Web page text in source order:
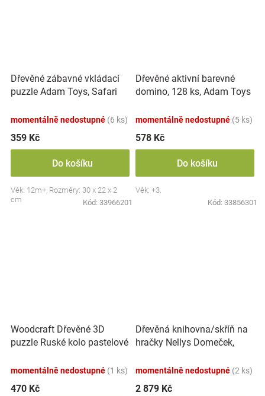
Dřevěné zábavné vkládací
puzzle Adam Toys, Safari
momentálně nedostupné (6 ks)
359 Kč
Do košíku
Věk: 12m+, Rozměry: 30 x 22 x 2
cm
Kód: 33966201
Dřevěné aktivní barevné
domino, 128 ks, Adam Toys
momentálně nedostupné (5 ks)
578 Kč
Do košíku
Věk: +3,
Kód: 33856301
Woodcraft Dřevěné 3D
puzzle Ruské kolo pastelové
momentálně nedostupné (1 ks)
470 Kč
Dřevěná knihovna/skříň na
hračky Nellys Domeček,
momentálně nedostupné (2 ks)
2 879 Kč